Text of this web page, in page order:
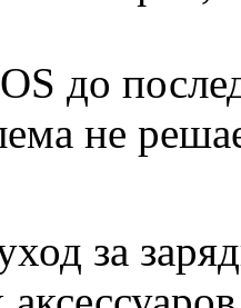
до
не
за